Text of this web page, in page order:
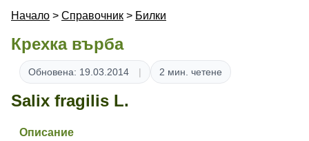
Начало > Справочник > Билки
Крехка върба
Обновена: 19.03.2014 2 мин. четене
Salix fragilis L.
Описание